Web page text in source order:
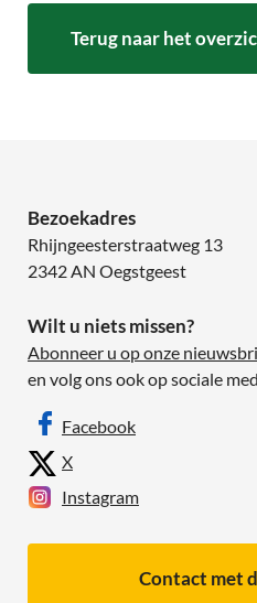
Terug naar het
Bezoekadres
Rhijngeesterstraatweg 13
2342 AN Oegstgeest
Wilt u niets missen?
Abonneer u op onze
en volg ons ook op sociale
Facebook
X
Instagram
Contact met